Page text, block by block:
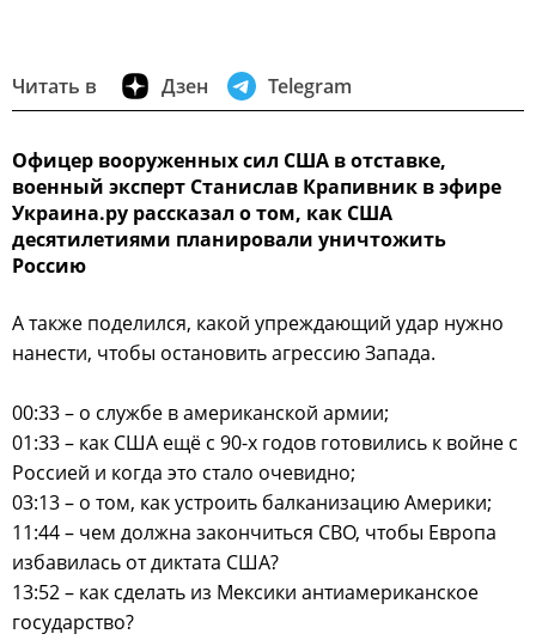
Читать в Дзен Telegram
Офицер вооруженных сил США в отставке,
военный эксперт Станислав Крапивник в эфире
Украина.ру рассказал о том, как США
десятилетиями планировали уничтожить
Россию
А также поделился, какой упреждающий удар нужно
нанести, чтобы остановить агрессию Запада.
00:33 – о службе в американской армии;
01:33 – как США ещё с 90-х годов готовились к войне с
Россией и когда это стало очевидно;
03:13 – о том, как устроить балканизацию Америки;
11:44 – чем должна закончиться СВО, чтобы Европа
избавилась от диктата США?
13:52 – как сделать из Мексики антиамериканское
государство?